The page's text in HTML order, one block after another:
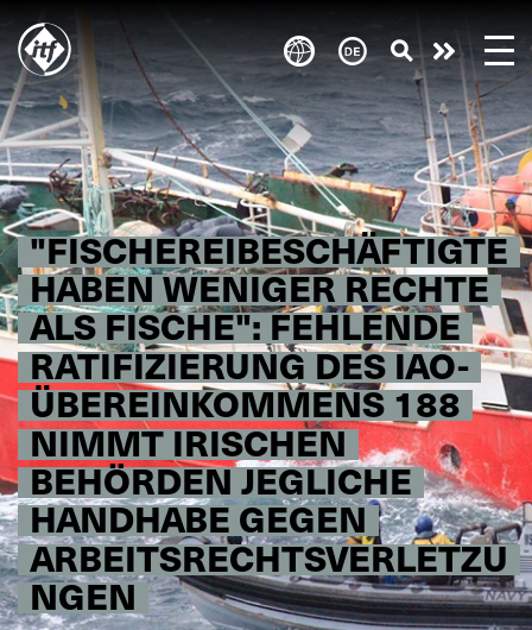
main
content
"FISCHEREIBESCHÄFTIGTE
HABEN WENIGER RECHTE
ALS FISCHE": FEHLENDE
RATIFIZIERUNG DES IAO-
ÜBEREINKOMMENS 188
NIMMT IRISCHEN
BEHÖRDEN JEGLICHE
HANDHABE GEGEN
ARBEITSRECHTSVERLETZU
NGEN
euch!